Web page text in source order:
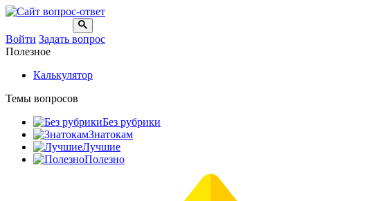
Войти Задать вопрос
Полезное
Калькулятор
Темы вопросов
Без рубрики
Знатокам
Лучшие
Полезно